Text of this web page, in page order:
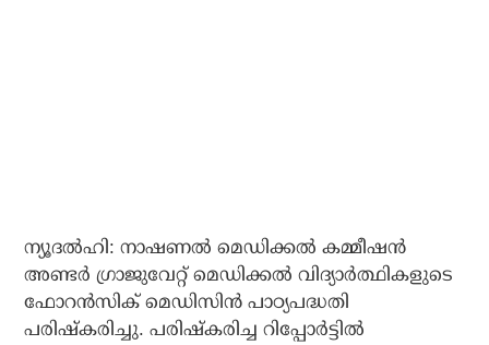
ന്യൂദല്‍ഹി: നാഷണല്‍ മെഡിക്കല്‍ കമ്മീഷന്‍
അണ്ടര്‍ ഗ്രാജുവേറ്റ് മെഡിക്കല്‍ വിദ്യാര്‍ത്ഥികളുടെ
ഫോറന്‍സിക് മെഡിസിന്‍ പാഠ്യപദ്ധതി
പരിഷ്‌കരിച്ചു. പരിഷ്‌കരിച്ച റിപ്പോര്‍ട്ടില്‍